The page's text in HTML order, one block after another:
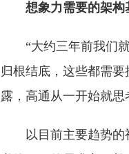
想象力需要的架构
“大约三年前我们
归根结底，这些都需
露，高通从一开始就
以目前主要趋势